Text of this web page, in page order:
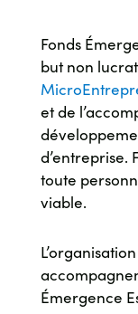
Fonds
but non
et de
d’entreprise.
toute
viable.
Émergence